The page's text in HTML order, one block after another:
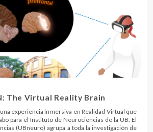
The Virtual Reality Brain
experiencia inmersiva en Realidad Virtual que
para el Instituto de Neurociencias de la UB. El
(UBneuro) agrupa a toda la investigación de